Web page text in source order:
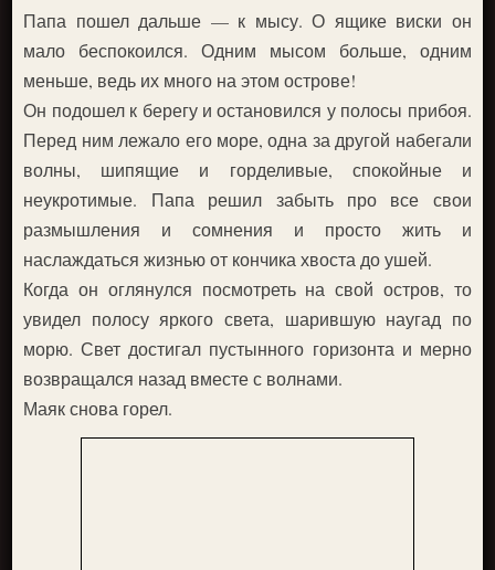
Папа пошел дальше — к мысу. О ящике виски он
мало беспокоился. Одним мысом больше, одним
меньше, ведь их много на этом острове!
Он подошел к берегу и остановился у полосы прибоя.
Перед ним лежало его море, одна за другой набегали
волны, шипящие и горделивые, спокойные и
неукротимые. Папа решил забыть про все свои
размышления и сомнения и просто жить и
наслаждаться жизнью от кончика хвоста до ушей.
Когда он оглянулся посмотреть на свой остров, то
увидел полосу яркого света, шарившую наугад по
морю. Свет достигал пустынного горизонта и мерно
возвращался назад вместе с волнами.
Маяк снова горел.